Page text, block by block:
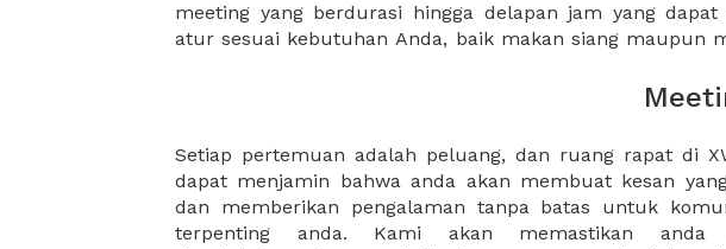
meeting yang berdurasi hingga delapan jam yang dapat
atur sesuai kebutuhan Anda, baik makan siang maupun
Setiap pertemuan adalah peluang, dan ruang rapat di
dapat menjamin bahwa anda akan membuat kesan
dan memberikan pengalaman tanpa batas untuk
terpenting anda. Kami akan memastikan anda
orang, atau berkapasitas hingga puluhan orang. Apakah
membutuhkan ruang rapat mewah? anda akan
fasilitas yang dirancang khusus untuk memastikan